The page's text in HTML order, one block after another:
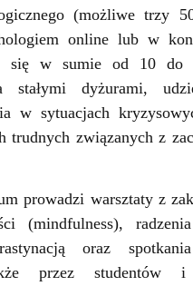
(możliwe trzy
online lub w
się w sumie od 10 do
stałymi dyżurami,
w sytuacjach
trudnych związanych z
prowadzi warsztaty z
(mindfulness),
oraz
przez studentów i